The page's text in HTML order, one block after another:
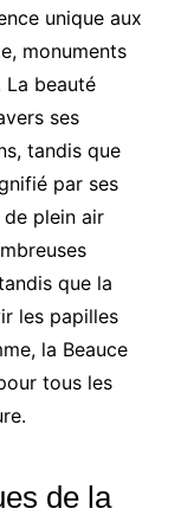
unique aux
monuments
La beauté
ses
tandis que
par ses
de plein air
que la
les papilles
la Beauce
tous les
de la